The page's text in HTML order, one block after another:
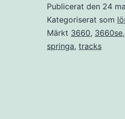
Publicerat den 24
Kategoriserat som
Märkt 3660, 3660se,
springa, tracks